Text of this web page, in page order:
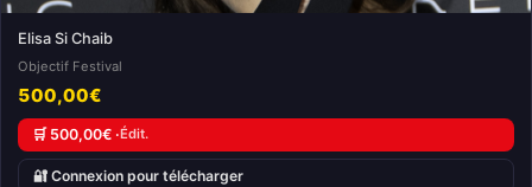
Elisa Si Chaib
Objectif Festival
500,00€
🛒 500,00€ ·Édit.
🔐 Connexion pour télécharger